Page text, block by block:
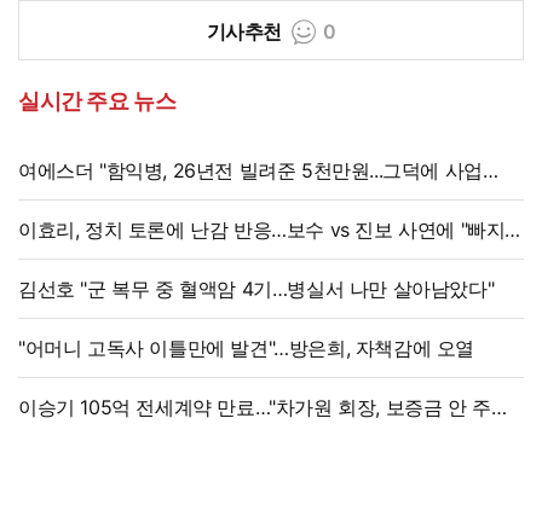
기사추천 0
실시간 주요 뉴스
여에스더 "함익병, 26년전 빌려준 5천만원...그덕에 사업
시작"
이효리, 정치 토론에 난감 반응…보수 vs 진보 사연에 "빠지면
안 될까요?"
김선호 "군 복무 중 혈액암 4기…병실서 나만 살아남았다"
"어머니 고독사 이틀만에 발견"…방은희, 자책감에 오열
이승기 105억 전세계약 만료…"차가원 회장, 보증금 안 주면